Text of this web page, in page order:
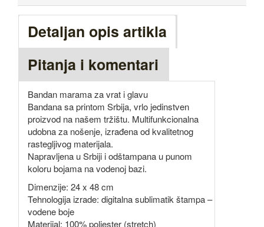
Detaljan opis artikla
Pitanja i komentari
Bandan marama za vrat i glavu
Bandana sa printom Srbija, vrlo jedinstven
proizvod na našem tržištu. Multifunkcionalna
udobna za nošenje, izrađena od kvalitetnog
rastegljivog materijala.
Napravljena u Srbiji i odštampana u punom
koloru bojama na vodenoj bazi.
Dimenzije: 24 x 48 cm
Tehnologija izrade: digitalna sublimatik štampa –
vodene boje
Materijal: 100% poliester (stretch)